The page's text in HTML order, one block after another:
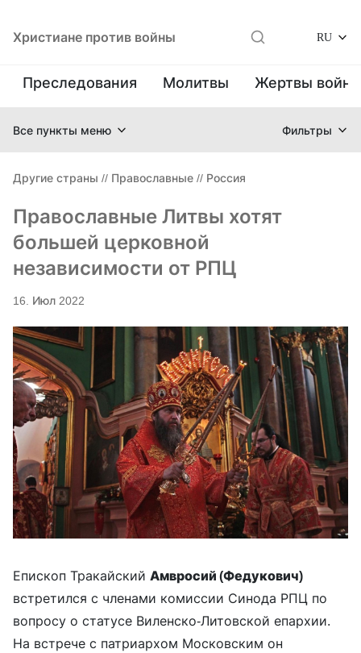
Христиане против войны RU
Преследования Молитвы Жертвы
Все пункты меню Фильтры
Другие страны // Православные // Россия
Православные Литвы хотят
большей церковной
независимости от РПЦ
16. Июл 2022
Епископ Тракайский Амвросий (Федукович)
встретился с членами комиссии Синода РПЦ по
вопросу о статусе Виленско-Литовской епархии.
На встрече с патриархом Московским он